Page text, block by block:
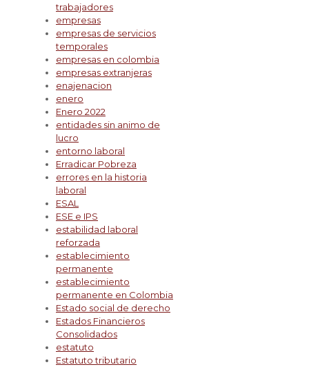
trabajadores
empresas
empresas de servicios
temporales
empresas en colombia
empresas extranjeras
enajenacion
enero
Enero 2022
entidades sin animo de
lucro
entorno laboral
Erradicar Pobreza
errores en la historia
laboral
ESAL
ESE e IPS
estabilidad laboral
reforzada
establecimiento
permanente
establecimiento
permanente en Colombia
Estado social de derecho
Estados Financieros
Consolidados
estatuto
Estatuto tributario